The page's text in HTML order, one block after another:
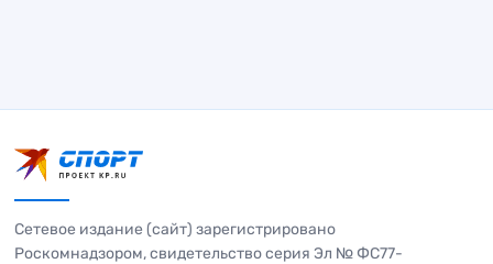
Сетевое издание (сайт) зарегистрировано
Роскомнадзором, свидетельство серия Эл № ФС77-